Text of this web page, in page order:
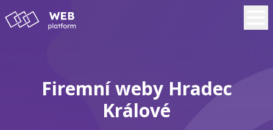
Firemní weby Hradec
Králové